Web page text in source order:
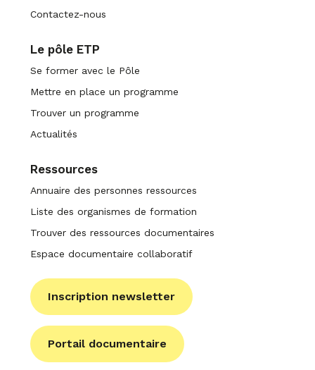
Contactez-nous
Le pôle ETP
Se former avec le Pôle
Mettre en place un programme
Trouver un programme
Actualités
Ressources
Annuaire des personnes ressources
Liste des organismes de formation
Trouver des ressources documentaires
Espace documentaire collaboratif
Inscription newsletter
Portail documentaire